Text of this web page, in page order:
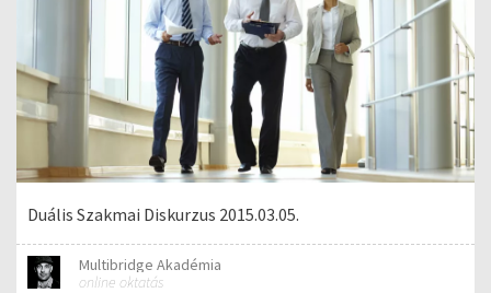
Duális Szakmai Diskurzus 2015.03.05.
Multibridge Akadémia
online oktatás